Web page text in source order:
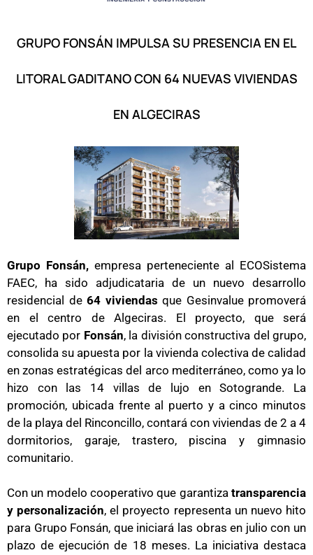
GRUPO FONSÁN IMPULSA SU PRESENCIA EN EL
LITORAL GADITANO CON 64 NUEVAS VIVIENDAS
EN ALGECIRAS
Grupo Fonsán, empresa perteneciente al ECOSistema
FAEC, ha sido adjudicataria de un nuevo desarrollo
residencial de 64 viviendas que Gesinvalue promoverá
en el centro de Algeciras. El proyecto, que será
ejecutado por Fonsán, la división constructiva del grupo,
consolida su apuesta por la vivienda colectiva de calidad
en zonas estratégicas del arco mediterráneo, como ya lo
hizo con las 14 villas de lujo en Sotogrande. La
promoción, ubicada frente al puerto y a cinco minutos
de la playa del Rinconcillo, contará con viviendas de 2 a 4
dormitorios, garaje, trastero, piscina y gimnasio
comunitario.
Con un modelo cooperativo que garantiza transparencia
y personalización, el proyecto representa un nuevo hito
para Grupo Fonsán, que iniciará las obras en julio con un
plazo de ejecución de 18 meses. La iniciativa destaca